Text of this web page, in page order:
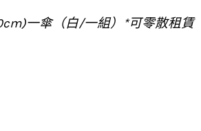
一傘（白/一組）*可零散租賃